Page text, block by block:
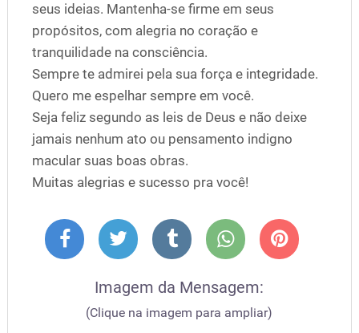
seus ideias. Mantenha-se firme em seus
propósitos, com alegria no coração e
tranquilidade na consciência.
Sempre te admirei pela sua força e integridade.
Quero me espelhar sempre em você.
Seja feliz segundo as leis de Deus e não deixe
jamais nenhum ato ou pensamento indigno
macular suas boas obras.
Muitas alegrias e sucesso pra você!
Imagem da Mensagem:
(Clique na imagem para ampliar)